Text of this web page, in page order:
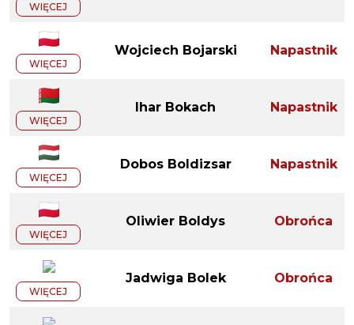
WIĘCEJ
WIĘCEJ
Wojciech Bojarski Napastnik
WIĘCEJ
Ihar Bokach Napastnik
WIĘCEJ
Dobos Boldizsar Napastnik
WIĘCEJ
Oliwier Boldys Obrońca
WIĘCEJ
Jadwiga Bolek Obrońca